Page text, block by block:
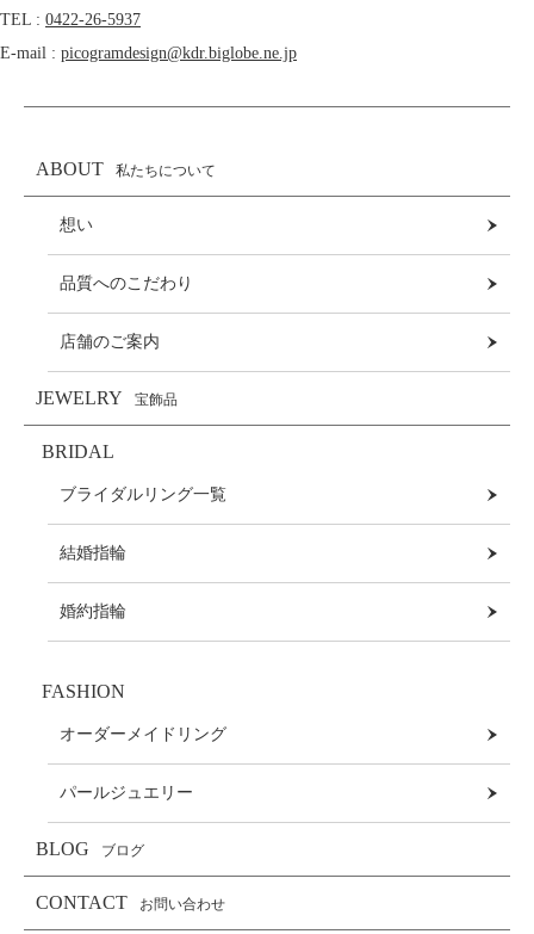
TEL : 0422-26-5937
E-mail : picogramdesign@kdr.biglobe.ne.jp
ABOUT 私たちについて
想い
品質へのこだわり
店舗のご案内
JEWELRY 宝飾品
BRIDAL
ブライダルリング一覧
結婚指輪
婚約指輪
FASHION
オーダーメイドリング
パールジュエリー
BLOG ブログ
CONTACT お問い合わせ